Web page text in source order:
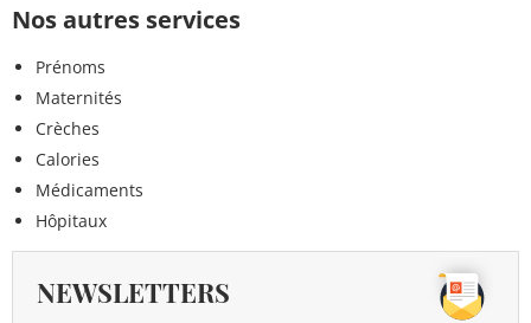
Nos autres services
Prénoms
Maternités
Crèches
Calories
Médicaments
Hôpitaux
NEWSLETTERS